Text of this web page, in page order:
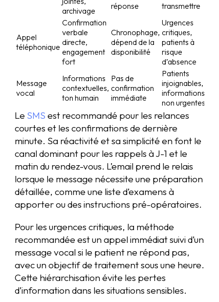
archivage
réponse
transmettre
Appel
téléphonique
Confirmation
verbale
directe,
engagement
fort
Chronophage,
dépend de la
disponibilité
Urgences
critiques,
patients à
risque
d’absence
Message
vocal
Informations
contextuelles,
ton humain
Pas de
confirmation
immédiate
Patients
injoignables,
informations
non urgentes
Le SMS est recommandé pour les relances
courtes et les confirmations de dernière
minute. Sa réactivité et sa simplicité en font le
canal dominant pour les rappels à J-1 et le
matin du rendez-vous. L’email prend le relais
lorsque le message nécessite une préparation
détaillée, comme une liste d’examens à
apporter ou des instructions pré-opératoires.
Pour les urgences critiques, la méthode
recommandée est un appel immédiat suivi d’un
message vocal si le patient ne répond pas,
avec un objectif de traitement sous une heure.
Cette hiérarchisation évite les pertes
d’information dans les situations sensibles.